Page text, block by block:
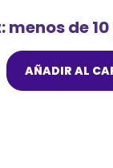
menos de
AÑADIR AL